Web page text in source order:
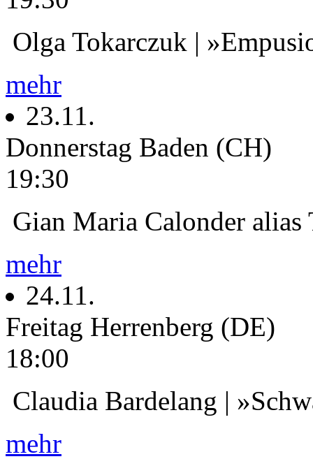
Olga Tokarczuk |
mehr
23.11.
Donnerstag Baden (CH)
19:30
Gian Maria Calonder
mehr
24.11.
Freitag Herrenberg (DE)
18:00
Claudia Bardelang |
mehr